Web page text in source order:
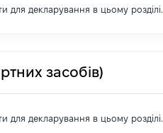
для декларування в цьому розділі.
засобів)
для декларування в цьому розділі.